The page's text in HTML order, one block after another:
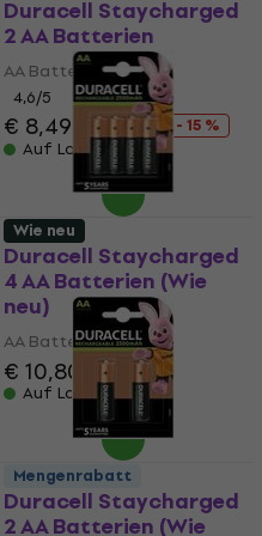
Duracell Staycharged
2 AA Batterien
AA Batterien
4,6/5
€ 8,49 € 9,99
- 15 %
Auf Lager
Duracell Staycharged
4 AA Batterien (Wie
neu)
AA Batterien
€ 10,80 € 11,40
Auf Lager
Wie neu
Duracell Staycharged
2 AA Batterien (Wie
Mengenrabatt